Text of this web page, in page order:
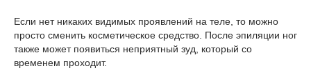
Если нет никаких видимых проявлений на теле, то можно
просто сменить косметическое средство. После эпиляции ног
также может появиться неприятный зуд, который со
временем проходит.